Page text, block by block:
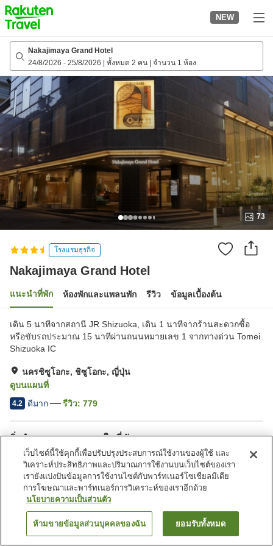
to
top
page
NEW
Nakajimaya Grand Hotel
24/8/2026 - 25/8/2026 ทั้งหมด 2 คน จำนวน 1 ห้อง
73
โรงแรมธุรกิจ
Nakajimaya Grand Hotel
แนะนำที่พัก ห้องพักและแพลนพัก รีวิว ข้อมูลเบื้องต้น
เดิน 5 นาทีจากสถานี JR Shizuoka, เดิน 1 นาทีจากร้านสะดวกซื้อ
หรือขับรถประมาณ 15 นาทีผ่านถนนหมายเลข 1 จากทางด่วน Tomei
Shizuoka IC
นครชิซูโอกะ, ชิซูโอกะ, ญี่ปุ่น
ดูบนแผนที่
4.2 ดีมาก รีวิว: 779
สิ่งอำนวยความสะดวกในที่พัก
ที่จอดรถ
สปา/บิวตี้ซาลอน
ร้านอาหาร
เลานจ์
หน้าแรก ญี่ปุ่น ชิซูโอกะ
Nakajimaya Grand Hotel
ค้นหาห้องพัก
เว็บไซต์นี้ใช้คุกกี้เพื่อปรับปรุงประสบการณ์ใช้งานของผู้ใช้ และ
วิเคราะห์ประสิทธิภาพและปริมาณการใช้งานบนเว็บไซต์ของเรา
เรายังแบ่งปันข้อมูลการใช้งานไซต์กับพาร์ทเนอร์โซเชียลมีเดีย
การโฆษณาและพาร์ทเนอร์การวิเคราะห์ของเราอีกด้วย
นโยบายความเป็นส่วนตัว
ห้ามขายข้อมูลส่วนบุคคลของฉัน ยอมรับทั้งหมด